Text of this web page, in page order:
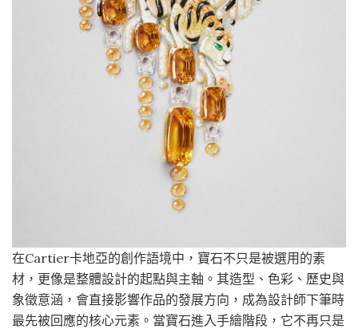
在Cartier卡地亞的創作語境中，寶石不只是被選用的素
材，更像是整體設計的起點與主軸。其造型、色彩、歷史與
象徵意涵，會直接影響作品的發展方向，成為設計師下筆時
最先被回應的核心元素。當寶石進入手繪階段，它不再只是